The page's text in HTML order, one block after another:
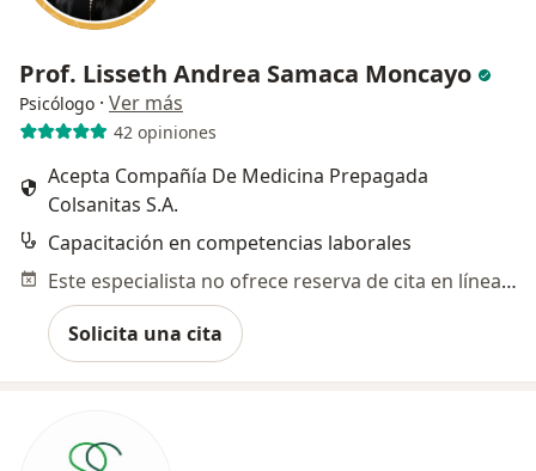
Prof. Lisseth Andrea Samaca Moncayo
Psicólogo · Ver más
42 opiniones
Acepta Compañía De Medicina Prepagada
Colsanitas S.A.
Capacitación en competencias laborales
Este especialista no ofrece reserva de cita en línea en esta dirección.
Solicita una cita